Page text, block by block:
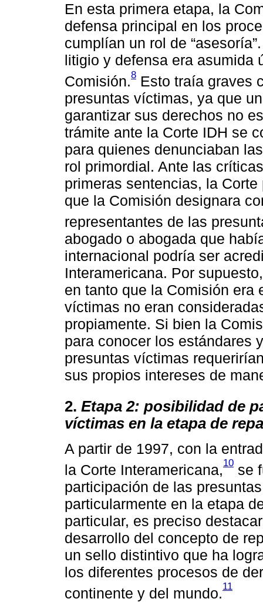
En esta primera etapa, la
defensa principal en los
cumplían un rol de
litigio y defensa era asumida
Comisión.8 Esto traía graves
presuntas víctimas, ya que
garantizar sus derechos no
trámite ante la Corte IDH se
para quienes denunciaban
rol primordial. Ante las
primeras sentencias, la
que la Comisión designara
representantes de las
abogado o abogada que
internacional podría ser
Interamericana. Por
en tanto que la Comisión era
víctimas no eran
propiamente. Si bien la
para conocer los estándares
presuntas víctimas
sus propios intereses de
2. Etapa 2: posibilidad de
víctimas en la etapa de
A partir de 1997, con la
la Corte Interamericana,10 se
participación de las
particularmente en la etapa
particular, es preciso
desarrollo del concepto de
un sello distintivo que ha
los diferentes procesos de
continente y del mundo.11